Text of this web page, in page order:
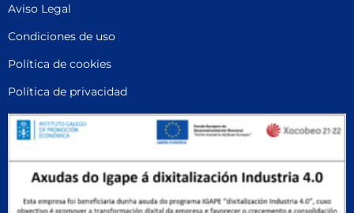
Aviso Legal
Condiciones de uso
Política de cookies
Política de privacidad